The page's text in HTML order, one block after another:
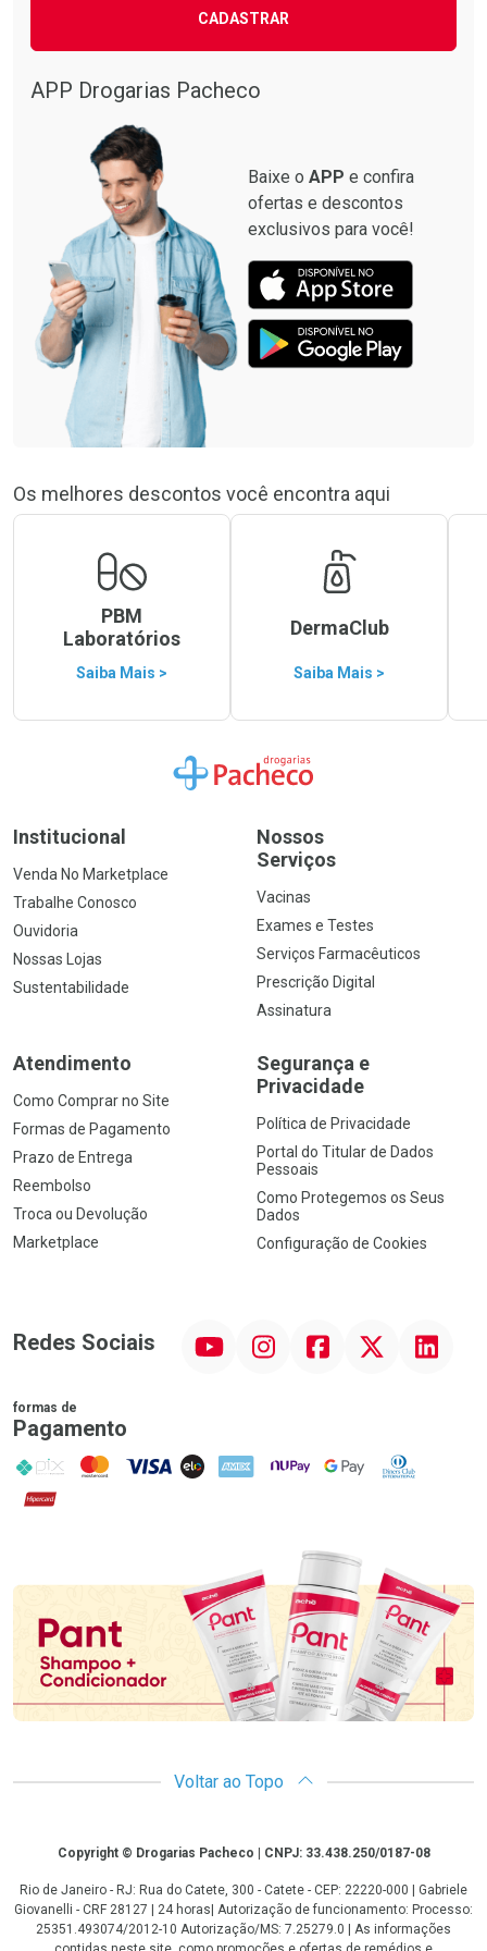
CADASTRAR
APP Drogarias Pacheco
Baixe o APP e confira
ofertas e descontos
exclusivos para você!
Os melhores descontos você encontra aqui
PBM
Laboratórios
Saiba Mais >
DermaClub
Saiba Mais >
Ir para a Home
Institucional
Venda No Marketplace
Trabalhe Conosco
Ouvidoria
Nossas Lojas
Sustentabilidade
Nossos
Serviços
Vacinas
Exames e Testes
Serviços Farmacêuticos
Prescrição Digital
Assinatura
Atendimento
Como Comprar no Site
Formas de Pagamento
Prazo de Entrega
Reembolso
Troca ou Devolução
Marketplace
Segurança e
Privacidade
Política de Privacidade
Portal do Titular de Dados
Pessoais
Como Protegemos os Seus
Dados
Configuração de Cookies
Redes Sociais InstagramFacebook Linkedin
formas de
Pagamento
PIX MasterCard
VISA ELO AMEX NuPay Google PayDiners Club
Hipercard
Promoção em Destaque
Voltar ao Topo
CopyrightCopyright © Drogarias Pacheco | CNPJ: 33.438.250/0187-08
Rio de Janeiro - RJ: Rua do Catete, 300 - Catete - CEP: 22220-000 | Gabriele
Giovanelli - CRF 28127 | 24 horas| Autorização de funcionamento: Processo:
25351.493074/2012-10 Autorização/MS: 7.25279.0 | As informações